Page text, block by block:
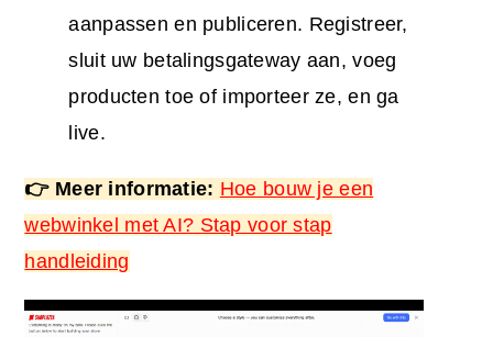
aanpassen en publiceren. Registreer,
sluit uw betalingsgateway aan, voeg
producten toe of importeer ze, en ga
live.
👉 Meer informatie: Hoe bouw je een
webwinkel met AI? Stap voor stap
handleiding